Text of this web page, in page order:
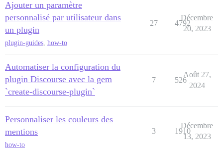
Ajouter un paramètre
personnalisé par utilisateur dans
un plugin
plugin-guides, how-to
27 4792
Décembre
20, 2023
Automatiser la configuration du
plugin Discourse avec la gem
`create-discourse-plugin`
7 526
Août 27,
2024
Personnaliser les couleurs des
mentions
how-to
3 1910
Décembre
13, 2023